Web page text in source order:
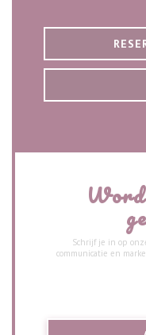
Schrijf je in op
communicatie en